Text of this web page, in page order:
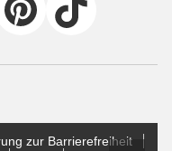
zur Barrierefreiheit